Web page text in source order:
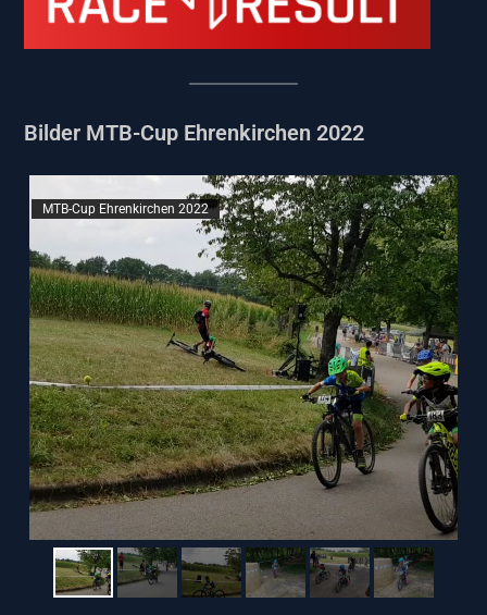
Bilder MTB-Cup Ehrenkirchen 2022
MTB-Cup Ehrenkirchen 2022